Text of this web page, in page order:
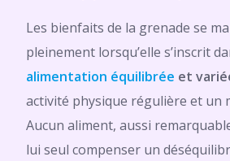
Les bienfaits de la grenade se
pleinement lorsqu’elle s’inscrit
alimentation équilibrée et
activité physique régulière et un
Aucun aliment, aussi
lui seul compenser un